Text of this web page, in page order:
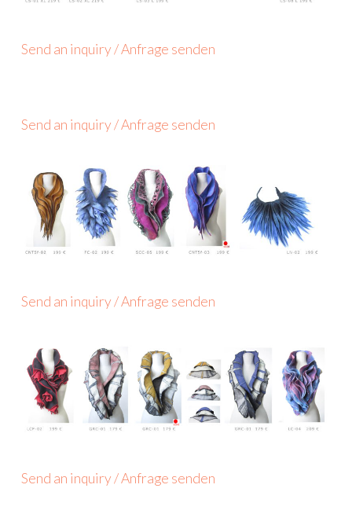
Send an inquiry / Anfrage senden
Send an inquiry / Anfrage senden
Send an inquiry / Anfrage senden
Send an inquiry / Anfrage senden